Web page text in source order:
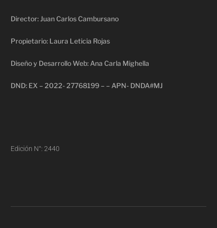
Director: Juan Carlos Cambursano
Propietario: Laura Leticia Rojas
Diseño y Desarrollo Web: Ana Carla Mighella
DND: EX – 2022- 27768199 – – APN- DNDA#MJ
Edición N°: 2440